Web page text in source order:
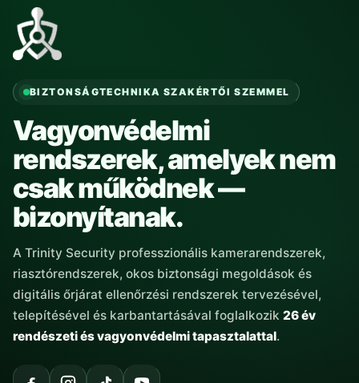
BIZTONSÁGTECHNIKA SZAKÉRTŐI SZEMMEL
Vagyonvédelmi
rendszerek, amelyek nem
csak működnek —
bizonyítanak.
A Trinity Security professzionális kamerarendszerek,
riasztórendszerek, okos biztonsági megoldások és
digitális őrjárat ellenőrzési rendszerek tervezésével,
telepítésével és karbantartásával foglalkozik 26 év
rendészeti és vagyonvédelmi tapasztalattal.